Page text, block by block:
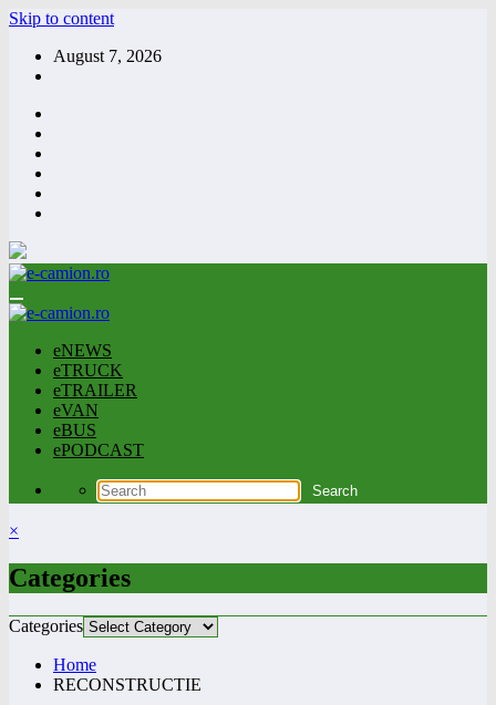
Skip to content
August 7, 2026
eNEWS
eTRUCK
eTRAILER
eVAN
eBUS
ePODCAST
×
Categories
Categories
Home
RECONSTRUCTIE